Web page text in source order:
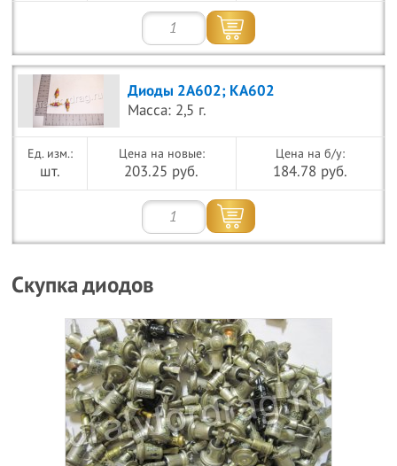
Диоды 2А602; КА602
Масса: 2,5 г.
шт.
Цена на новые:
203.25 руб.
Цена на б/у:
184.78 руб.
Скупка диодов